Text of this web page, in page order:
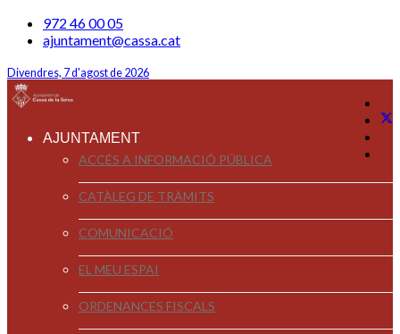
972 46 00 05
ajuntament@cassa.cat
Divendres, 7 d'agost de 2026
AJUNTAMENT
ACCÉS A INFORMACIÓ PÚBLICA
CATÀLEG DE TRÀMITS
COMUNICACIÓ
EL MEU ESPAI
ORDENANCES FISCALS